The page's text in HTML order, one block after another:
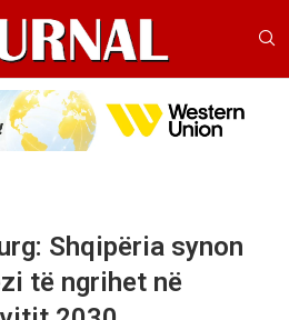
Shqipëria synon
të ngrihet në